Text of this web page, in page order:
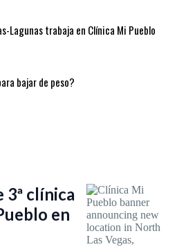
Lagunas trabaja en Clínica Mi Pueblo
bajar de peso?
3ª clínica
en